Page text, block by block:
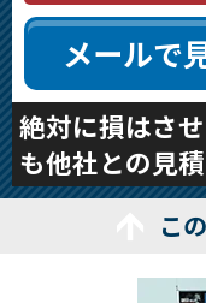
メールで
絶対に損はさ
も他社との見
こ